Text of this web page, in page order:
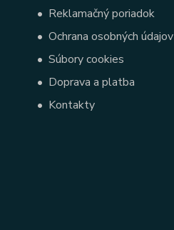
• Reklamačný poriadok
• Ochrana osobných údajov
• Súbory cookies
• Doprava a platba
• Kontakty